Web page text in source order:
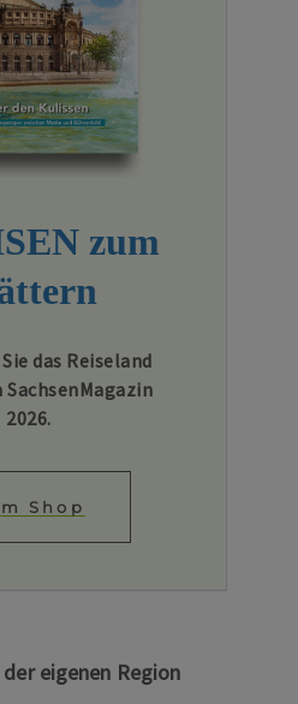
zum
das Reiseland
SachsenMagazin
2026.
Shop
eigenen Region